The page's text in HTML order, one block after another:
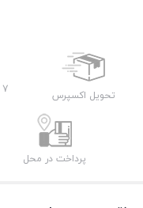
تحویل اکسپرس
پرداخت در محل